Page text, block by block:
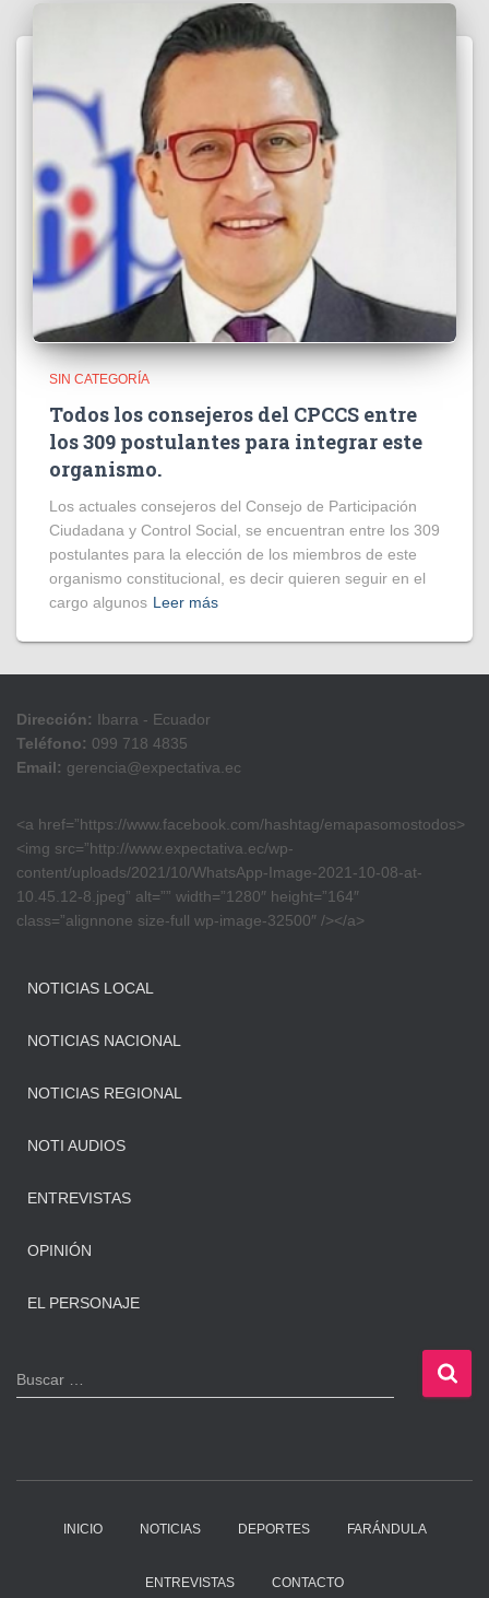
SIN CATEGORÍA
Todos los consejeros del CPCCS entre
los 309 postulantes para integrar este
organismo.
Los actuales consejeros del Consejo de Participación
Ciudadana y Control Social, se encuentran entre los 309
postulantes para la elección de los miembros de este
organismo constitucional, es decir quieren seguir en el
cargo algunos Leer más
Dirección: Ibarra - Ecuador
Teléfono: 099 718 4835
Email: gerencia@expectativa.ec
<a href=”https://www.facebook.com/hashtag/emapasomostodos>
<img src=”http://www.expectativa.ec/wp-
content/uploads/2021/10/WhatsApp-Image-2021-10-08-at-
10.45.12-8.jpeg” alt=”” width=”1280″ height=”164″
class=”alignnone size-full wp-image-32500″ /></a>
NOTICIAS LOCAL
NOTICIAS NACIONAL
NOTICIAS REGIONAL
NOTI AUDIOS
ENTREVISTAS
OPINIÓN
EL PERSONAJE
B
u
Buscar …
INICIO NOTICIAS DEPORTES FARÁNDULA
ENTREVISTAS CONTACTO